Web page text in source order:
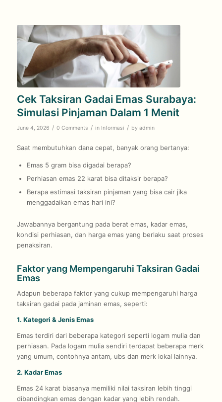
Cek Taksiran Gadai Emas Surabaya:
Simulasi Pinjaman Dalam 1 Menit
June 4, 2026 / 0 Comments / in Informasi / by admin
Saat membutuhkan dana cepat, banyak orang bertanya:
Emas 5 gram bisa digadai berapa?
Perhiasan emas 22 karat bisa ditaksir berapa?
Berapa estimasi taksiran pinjaman yang bisa cair jika
menggadaikan emas hari ini?
Jawabannya bergantung pada berat emas, kadar emas,
kondisi perhiasan, dan harga emas yang berlaku saat proses
penaksiran.
Faktor yang Mempengaruhi Taksiran Gadai
Emas
Adapun beberapa faktor yang cukup mempengaruhi harga
taksiran gadai pada jaminan emas, seperti:
1. Kategori & Jenis Emas
Emas terdiri dari beberapa kategori seperti logam mulia dan
perhiasan. Pada logam mulia sendiri terdapat beberapa merk
yang umum, contohnya antam, ubs dan merk lokal lainnya.
2. Kadar Emas
Emas 24 karat biasanya memiliki nilai taksiran lebih tinggi
dibandingkan emas dengan kadar yang lebih rendah.